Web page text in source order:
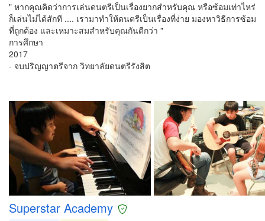
" หากคุณคิดว่าการเล่นดนตรีเป็นเรื่องยากสำหรับคุณ หรือซ้อมเท่าไหร่
ก็เล่นไม่ได้สักที .... เรามาทำให้ดนตรีเป็นเรื่องที่ง่าย มองหาวิธีการซ้อม
ที่ถูกต้อง และเหมาะสมสำหรับคุณกันดีกว่า "
การศึกษา
2017
- จบปริญญาตรีจาก วิทยาลัยดนตรีรังสิต
Superstar Academy